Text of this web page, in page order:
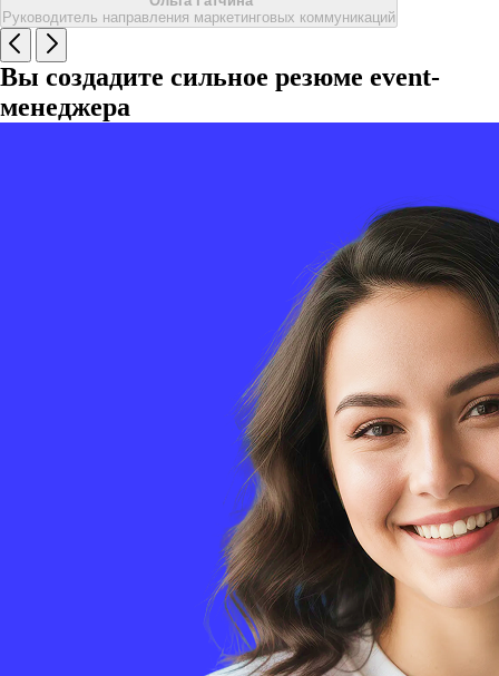
Руководитель направления маркетинговых коммуникаций
Вы создадите сильное резюме event-
менеджера